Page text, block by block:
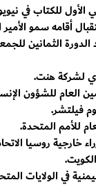
للكتاب في
أقامه سمو الأمير
الثمانين
لشركة هنت.
العام للشؤون
فيلتشر.
للأمم المتحدة.
خارجية روسيا
في الولايات